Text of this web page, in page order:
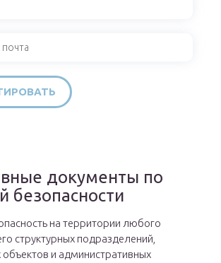
документы по
безопасности
на территории любого
структурных подразделений,
объектов и административных